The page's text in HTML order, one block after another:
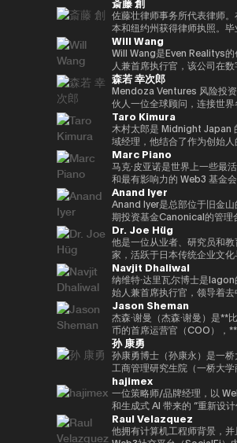
行业代表，他通过战略投资和
思想领导力推动Web3领域的
长。 作为专门从事1亿美元加
产的基金Sigma Capital的首
行官，他设定了在对去中心化
系统的坚定承诺下，在3年内
100多家区块链初创公司的目
到目前为止，投资组合包括
个项目，包括Mysten
Labs（Sui）、Gunzilla和
Network，这些项目显示了对
革性技术的敏锐见解。除了提
金外，Budki还是一位享誉全
演讲者，曾在世界经济论坛和
区块链周等国际活动中登台。
市场趋势和区块链传播的看法
了《泰晤士报》、《
和《中东企业家》等主要媒体
注。此外，通过社交媒体上的
沟通，其影响力进一步扩大。
调Web3的长期潜力，而不是
利润，并正在促进对重新定义
应有方式的初创企业的投资。
于 “Web3 是未来” 的坚定信
Budki 是去中心化技术发展的
推动力。
（泰国，2022年）上获得数字
转型激励奖 • 全球首席信息官
（阿塞拜疆，于（2023 年）
影响力开拓者奖 • 参与国家级
智能项目并促进技术本地化 •
有关人工智能和数据 DX 的专
训 • 领导并参与了多个项目与
政务、数字化转型、人工有关
和第四次工业革命（采矿、智
市、医疗保健、教育、旅游、
业、物流/运输、风险和危机管
理、媒体领域）• 参加了各种
和国内会议、峰会、研讨会和
• 作为作者参与研究论文、书
杂志和媒体节目
级领导经验，并曾担任该公司
席执行官。此外，在Alliance
Bernstein，他负责监督东京
港、新加坡、首尔和台北的盈
销团队，领导业务战略。Ben
资并指导过南加州的早期创业
司。他拥有多个证券执照，并
了加州大学伯克利分校的工程
学位和加州大学洛杉矶分校安
管理学院的工商管理硕士学位
目前在同一所大学教授加密货
融。
险合伙人。他曾在Chin
Accelerator的投资团队工作
Chin Accelerator是SOSV在
运营的全球精英加速器项目，
的资产管理规模超过9.07亿美
此外，他在泰国为德国政府工
并作为NSTF招聘会的共同组
帮助学生建立职业生涯，该博
吸引了110万名参观者。过去
曾在9个国家的15个城市生活
并且精通中文、英语和德语。
Tobias以优异成绩获得了新加
国立大学和清华大学的管理学
+CEMS管理硕士学位，以及
布鲁克管理中心和西南财经大
管理和法律学士学位。
2016年成立，是三菱日联信
行数字战略规划和推广的第一
责人。作为 “连续内部企业家
续内部企业家）”，他将推出
信息银行平台 “Dprime”、一
字证券平台 “Progmat”、一个
定币平台 “Progmat Coin”、
功能性的NFT平台 “Progmat
UT”，以及一个有许多组织成
“数字资产共同创造联盟”。
年，宣布通过多家金融机构、
所和软件公司的投资，数字资
础设施业务将成为一家独立公
并于2023/10年度成为该公司
表。8项专利注册。
佐藤壮律师事务所代表律师。
本和纽约州获得律师执照。毕
东京大学法学院和纽约大学法
院。在西村朝日律师事务所主
事金融领域（证券化、基金、
品等）业务之后，目前的办公
2015年独立成立。它专门研究
Web3、金融科技、元界和初
司。他的书包括《NFT 教科书
和《提前阅读！元界和非同质
币” 等。他曾担任日本区块链
顾问、日本STO协会审计师、
本元界综合公司协会审计师、
科技协会资本市场部秘书处、
HashPort审计师和前bitFlyer
董事。《海外钱伯斯亚太》、
佳律师律师》和《Legal500
被评为日本金融科技律师。
Will Wang
Will Wang是Even Realitys的
人兼首席执行官，该公司在数
物理世界交汇的领域开发下一
示型智能眼镜。成立于 2023
Even Reality “技术不应走到
沿；它应该悄悄地支持人们的
生活。” 它基于以人为中心（
为中心）的理念。这一理念也
在广受好评的 Even G1 和 G2
示屏智能眼镜的设计中。 在
产品中，人工智能是实时工作
自然会支持重要的对话，创造
可以阐明想法、自信地沟通以
注于工作和日常生活中的 “当
的体验。
森若 幸次郎
Mendoza Ventures 风险投
伙人一位全球顾问，连接世界
的家族办公室、风险投资公司
技公司，以促进下一代人工智
Web3 创新。他是门多萨风险
公司的风险合伙人，该公司投
位于波士顿和旧金山的人工智
金融科技和网络安全领域，还
总部位于瑞士和非洲的专门从
工智能和Web3领域的风险投
司CV VC的顾问。目前，他
支持全球10多家公司的风险投
资。此外，他还担任联合国：
Block（拉脱维亚）、WAIB摩
哥峰会（摩纳哥）、VI3NNA
（奥地利）、世界风险论坛（
利）等区块链和创新领域的国
议的大使，并参与连接世界各
业生态系统的活动。在2013
成哈佛商学院（PLD）学业后
获得了研究生资格。
Taro Kimura
木村太郎是 Midnight Japan
域经理，他结合了作为创始人
验、企业进入市场 (GTM) 领导
和国际业务经验。目前，他负
督Midnight在日本市场的战
并正在促进GTM、企业协作、
区发展和生态系统传播。在迄
止的职业生涯中，我积累了在
成长的初创公司和跨国公司的
验。作为 Mycel 的联合创始人
他领导了全球 GTM、合作伙伴
系、投资者支持和下一代互操
基础设施协议的运营。在进入
Web3 行业之前，他曾在
LinkedIn 担任全球企业销售总
监，与日本主要跨国公司建立
合作伙伴关系，并推动大规模
SaaS 实施项目。它还参与了
系统的发展，例如dYdX、SEI
EclipseFi和Umi Network。
生在日本，在印度尼西亚长大
说三种语言：英语、日语和印
语。从上智大学毕业后，她在
NTT Communications从事全
网络运营工作，然后将自己的
Marc Piano
马克·皮亚诺是世界上一些最
和最有影响力的 Web3 基金
独立董事（独立唱片总监）和
问。在数字资产生态系统的顶
值得信赖的是，它可以监督治
合规和长期可持续性。Marc 的
业生涯以法律为基础，此前曾
家大型离岸律师事务所担任法
问（法律顾问），并积极担任
司全球 Web3 业务的核心设计
师。作为该领域的权威，它受
要法律目录的高度重视。凭借
扎实的法律界背景和多年的一
询经验，Marc拥有罕见的监
略师和董事会级州长的双重职
Marc的专业知识也得到了他
业知识基础的重大贡献的支持
了为英格兰和威尔士律师协会
格兰和威尔士律师协会）（
2023）共同创立了 “区块链法
务/监管指南”（2020-2023）
他还为英属维尔京群岛 “信托
Anand Iyer
Anand Iyer是总部位于旧金山
期投资基金Canonical的管理
人，专注于投资人工智能、机
和加密资产等前沿技术。艾尔
位在硅谷拥有多年经验的资深
士。他的职业生涯始于 2005
微软担任产品经理，然后创立
Trusted。该公司于2018年被
市公司Care收购。之后，他们
入了光速，并作为风险合伙人
了Phantom、Alchemy、
Arbitrum和Mysten等区块链相
公司。作为教育背景，他获得
渡大学的计算机工程学位。
Dr. Joe Hüg
他是一位从业者、研究员和教
家，活跃于日本传统企业文化
Web3 和 AI 等尖端技术交汇的
域。在信息管理创新专业大学
（IU）担任创业实践教授期间
为TEDxInnovationU的首席组
者和被许可人，她还促进跨代
领域的知识共享。通过为三菱
士通等跨国公司提供咨询经验
累有关企业创新和数字化转型
（DX）的实用知识。从中小
业到大型企业，我们提供了支
在利用我们的文化优势的同时
略性地引入新技术。此外，通
创始人研究所和Techstars等
加速器的指导经验，他还在连
Navjit Dhaliwal
纳维特·达里瓦尔博士是Iagon
始人兼首席执行官，领导着去
化云服务行业。达里瓦尔博士
创立和经营多家成功公司的经
例如Mjösa Tannklinikk、
Lab AS和CanPol AS，是一位
经考验的连续创业者。我曾就
波兹南医科大学和麦克马斯特
学，并获得了牙科博士（博士
位）和医学学士学位。
Jason Sheman
杰森·谢曼（杰森·谢曼）是**
币的首席运营官（COO），
责监督代表加密资产行业的消
台的整体全球运营。他在公司
了8年以上，支持亚洲、中东
洲和美国等地区的业务扩张，
Bitcoin.com的国际增长中发
重要作用。杰森曾参与总部设
京的Bitcoin.com成立之初，
应了公司的发展，领导了向目
孙 康勇
孙康勇博士（孙康永）是一桥
工商管理研究生院（一桥大学
院，ICS）的副教授，该学院
本领先的全球管理教育机构之
**明尼苏达大学卡尔森管理学
略管理（战略管理）博士（博
检索到**。研究和教育领域侧
hajimex
一位策略师/品牌经理，以
和生成式 AI 带来的 “重新设
任、价值和智能” 为主题，探
术与社会结构的交汇点。作为
Raul Velazquez
他拥有计算机工程师背景，并